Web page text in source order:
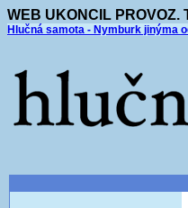
WEB UKONCIL PROVOZ.
Hlučná samota - Nymburk jinýma